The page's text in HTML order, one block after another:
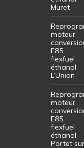
Muret
moteur
E85
flexfuel
éthanol
L’Union
moteur
E85
flexfuel
éthanol
Portet sur